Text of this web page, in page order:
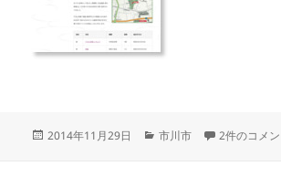
投
2014年11月29日
カ
市川市 葛飾八幡宮
2件のコメン